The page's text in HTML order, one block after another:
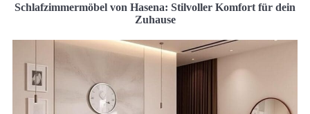
Schlafzimmermöbel von Hasena: Stilvoller Komfort für dein
Zuhause